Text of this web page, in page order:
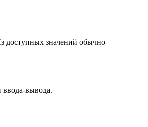
доступных значений обычно
ввода-вывода.